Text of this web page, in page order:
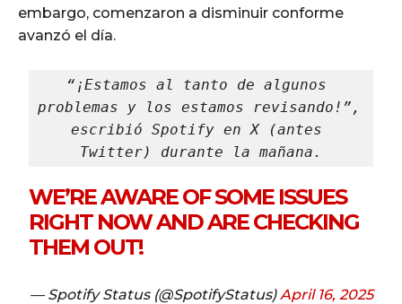
embargo, comenzaron a disminuir conforme
avanzó el día.
“¡Estamos al tanto de algunos
problemas y los estamos revisando!”,
escribió Spotify en X (antes
Twitter) durante la mañana.
WE’RE AWARE OF SOME ISSUES
RIGHT NOW AND ARE CHECKING
THEM OUT!
— Spotify Status (@SpotifyStatus) April 16, 2025